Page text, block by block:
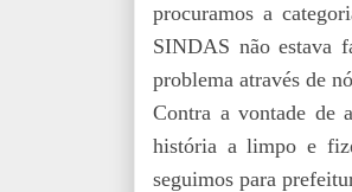
procuramos a
SINDAS não estava
problema através de
Contra a vontade de
história a limpo e
seguimos para